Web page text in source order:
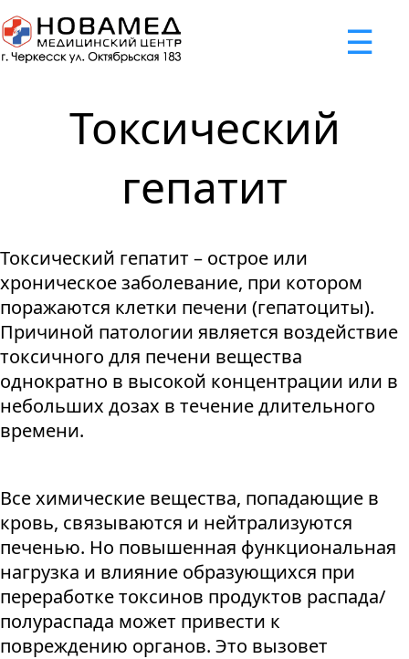
☰
x
Задать вопрос
данных."
Отправить вопрос
Успешно
Мы свяжемся с вами в ближайшее время
Неудача
Некорректно введен номер телефона
Неудача
Отклонена капча
Неудача
Не введено имя или вопрос
Неудача
Не принято соглашение
Токсический
гепатит
Токсический гепатит – острое или
хроническое заболевание, при котором
поражаются клетки печени (гепатоциты).
Причиной патологии является воздействие
токсичного для печени вещества
однократно в высокой концентрации или в
небольших дозах в течение длительного
времени.
Все химические вещества, попадающие в
кровь, связываются и нейтрализуются
печенью. Но повышенная функциональная
нагрузка и влияние образующихся при
переработке токсинов продуктов распада/
полураспада может привести к
повреждению органов. Это вызовет